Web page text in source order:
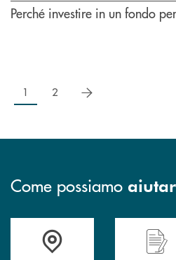
Perché investire in un fondo
1 2 successivo
Come possiamo
Trova la filiale più vicina a teHai bisogno